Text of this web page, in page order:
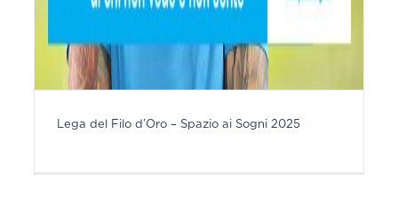
Lega del Filo d’Oro – Spazio ai Sogni 2025